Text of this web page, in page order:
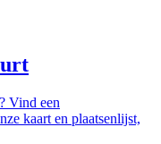
Vind een
kaart en plaatsenlijst,